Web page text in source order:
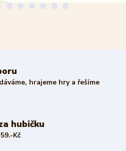
hrajeme hry a řešíme
hubičku
Kč